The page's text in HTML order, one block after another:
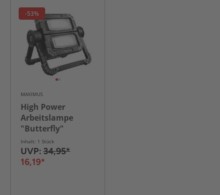
-53%
MAXIMUS
High Power
Arbeitslampe
"Butterfly"
Inhalt: 1 Stück
UVP: 34,95*
16,19*